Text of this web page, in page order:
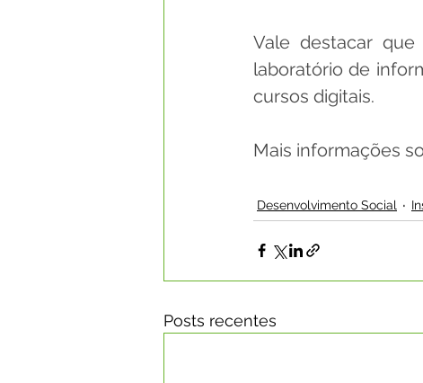
Vale destacar
laboratório de
cursos digitais.
Mais informações
Desenvolvimento Social
Posts recentes